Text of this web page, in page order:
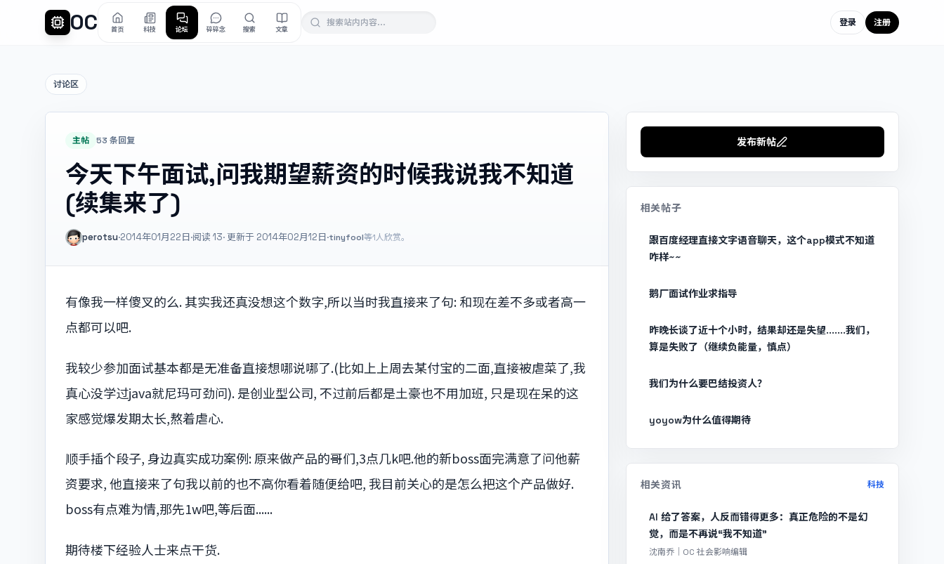
OC 首页 科技 论坛 碎碎念 搜索 文章
登录 注册
讨论区
主帖 53 条回复
今天下午面试,问我期望薪资的时候我说我不知道
(续集来了)
perotsu·2014年01月22日·阅读 13· 更新于 2014年02月12日·tinyfool等1人欣赏。
有像我一样傻叉的么. 其实我还真没想这个数字,所以当时我直接来了句: 和现在差不多或者高一
点都可以吧.
我较少参加面试基本都是无准备直接想哪说哪了.(比如上上周去某付宝的二面,直接被虐菜了,我
真心没学过java就尼玛可劲问). 是创业型公司, 不过前后都是土豪也不用加班, 只是现在呆的这
家感觉爆发期太长,熬着虐心.
顺手插个段子, 身边真实成功案例: 原来做产品的哥们,3点几k吧.他的新boss面完满意了问他薪
资要求, 他直接来了句我以前的也不高你看着随便给吧, 我目前关心的是怎么把这个产品做好.
boss有点难为情,那先1w吧,等后面......
期待楼下经验人士来点干货.
发布新帖
相关帖子
跟百度经理直接文字语音聊天，这个app模式不知道
咋样~~
鹅厂面试作业求指导
昨晚长谈了近十个小时，结果却还是失望.......我们，
算是失败了（继续负能量，慎点）
我们为什么要巴结投资人？
yoyow为什么值得期待
相关资讯 科技
AI 给了答案，人反而错得更多：真正危险的不是幻
觉，而是不再说“我不知道”
沈南乔｜OC 社会影响编辑